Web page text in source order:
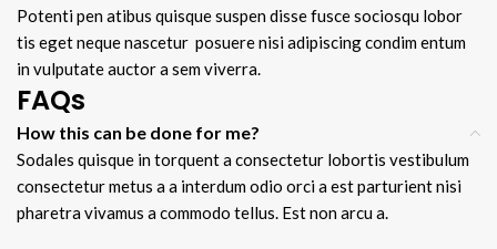
Potenti pen atibus quisque suspen disse fusce sociosqu lobor
tis eget neque nascetur posuere nisi adipiscing condim entum
in vulputate auctor a sem viverra.
FAQs
How this can be done for me?
Sodales quisque in torquent a consectetur lobortis vestibulum
consectetur metus a a interdum odio orci a est parturient nisi
pharetra vivamus a commodo tellus. Est non arcu a.